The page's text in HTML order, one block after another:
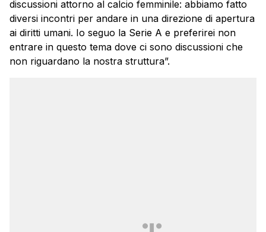
discussioni attorno al calcio femminile: abbiamo fatto
diversi incontri per andare in una direzione di apertura
ai diritti umani. Io seguo la Serie A e preferirei non
entrare in questo tema dove ci sono discussioni che
non riguardano la nostra struttura”.